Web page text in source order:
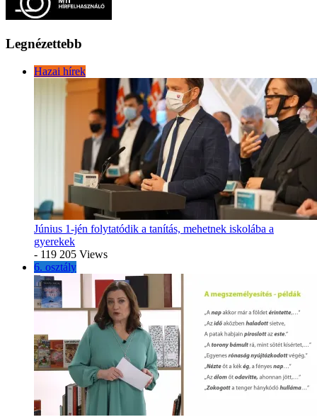
Legnézettebb
Hazai hírek
Június 1-jén folytatódik a tanítás, mehetnek iskolába a
gyerekek
- 119 205 Views
6. osztály